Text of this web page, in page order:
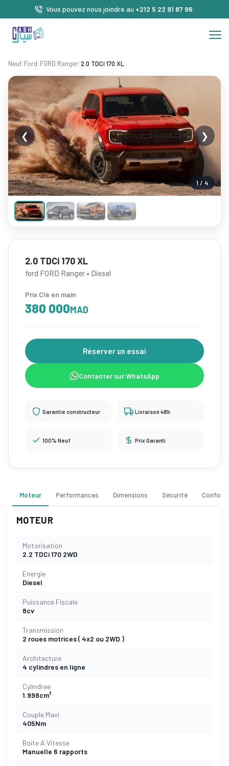
Vous pouvez nous joindre au +212 5 22 91 87 96
Neuf/Ford/FORD Ranger/2.0 TDCi 170 XL
1 / 4
❮ ❯
2.0 TDCi 170 XL
ford FORD Ranger • Diesel
Prix Clé en main
380 000MAD
Réserver un essai
Contacter sur WhatsApp
Garantie constructeur Livraison 48h
100% Neuf Prix Garanti
Moteur Performances Dimensions Sécurité Confort
MOTEUR
Motorisation
2.2 TDCi 170 2WD
Energie
Diesel
Puissance Fiscale
8cv
Transmission
2 roues motrices ( 4x2 ou 2WD )
Architecture
4 cylindres en ligne
Cylindree
1.998cm³
Couple Maxi
405Nm
Boite A Vitesse
Manuelle 6 rapports